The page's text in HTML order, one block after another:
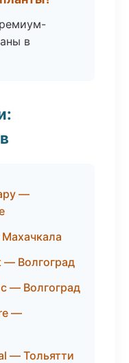
в
—
— Волгоград
— Волгоград
—
— Тольятти